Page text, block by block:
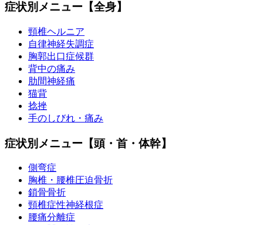
症状別メニュー【全身】
頸椎ヘルニア
自律神経失調症
胸郭出口症候群
背中の痛み
肋間神経痛
猫背
捻挫
手のしびれ・痛み
症状別メニュー【頭・首・体幹】
側弯症
胸椎・腰椎圧迫骨折
鎖骨骨折
頸椎症性神経根症
腰痛分離症